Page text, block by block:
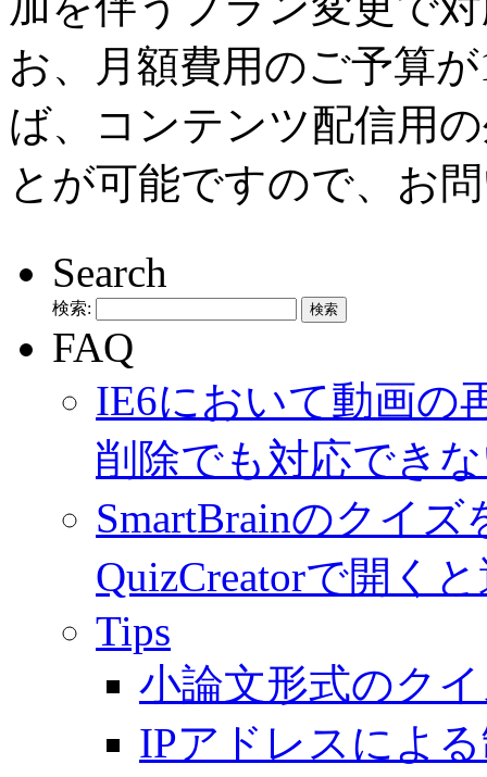
お、月額費用のご予算
ば、コンテンツ配信用
とが可能ですので、お
Search
検索:
FAQ
IE6において動画の
削除でも対応でき
SmartBrainのクイ
QuizCreatorで開く
Tips
小論文形式のク
IPアドレスによ